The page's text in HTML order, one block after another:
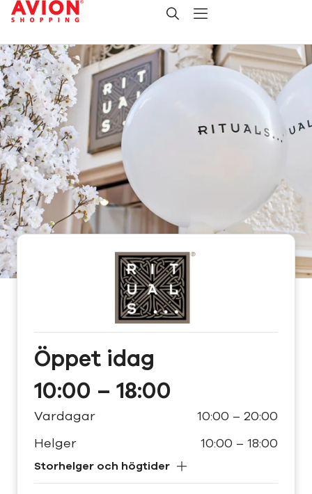
Öppet idag
10:00 – 18:00
Vardagar
10:00 – 20:00
Helger
10:00 – 18:00
Storhelger och högtider